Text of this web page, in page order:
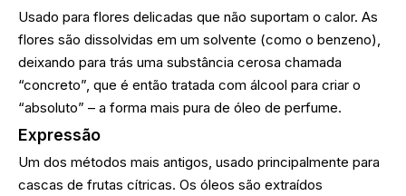
Usado para flores delicadas que não suportam o calor. As
flores são dissolvidas em um solvente (como o benzeno),
deixando para trás uma substância cerosa chamada
“concreto”, que é então tratada com álcool para criar o
“absoluto” – a forma mais pura de óleo de perfume.
Expressão
Um dos métodos mais antigos, usado principalmente para
cascas de frutas cítricas. Os óleos são extraídos